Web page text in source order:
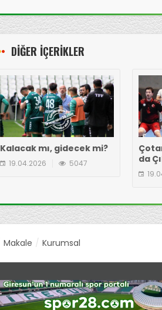
DİĞER İÇERİKLER
Kalacak mı, gidecek mi?
19.04.2026 5047
da
Makale Kurumsal